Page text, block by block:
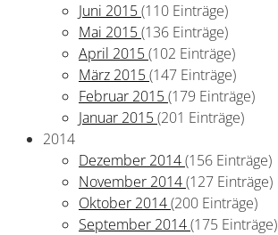
Juni 2015(110 Einträge)
Mai 2015(136 Einträge)
April 2015(102 Einträge)
März 2015(147 Einträge)
Februar 2015(179 Einträge)
Januar 2015(201 Einträge)
2014
Dezember 2014(156 Einträge)
November 2014(127 Einträge)
Oktober 2014(200 Einträge)
September 2014(175 Einträge)